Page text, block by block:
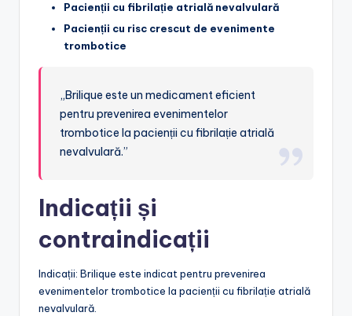
Pacienții cu fibrilație atrială nevalvulară
Pacienții cu risc crescut de evenimente
trombotice
„Brilique este un medicament eficient
pentru prevenirea evenimentelor
trombotice la pacienții cu fibrilație atrială
nevalvulară.”
Indicații și
contraindicații
Indicații: Brilique este indicat pentru prevenirea
evenimentelor trombotice la pacienții cu fibrilație atrială
nevalvulară.